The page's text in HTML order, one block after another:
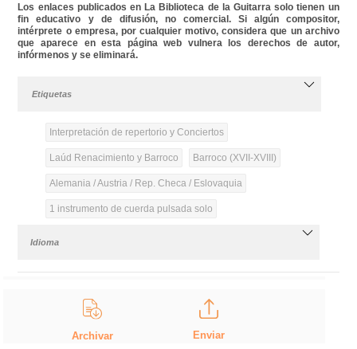
Los enlaces publicados en La Biblioteca de la Guitarra solo tienen un
fin educativo y de difusión, no comercial. Si algún compositor,
intérprete o empresa, por cualquier motivo, considera que un archivo
que aparece en esta página web vulnera los derechos de autor,
infórmenos y se eliminará.
Etiquetas
Interpretación de repertorio y Conciertos
Laúd Renacimiento y Barroco Barroco (XVII-XVIII)
Alemania / Austria / Rep. Checa / Eslovaquia
1 instrumento de cuerda pulsada solo
Idioma
Archivar Enviar